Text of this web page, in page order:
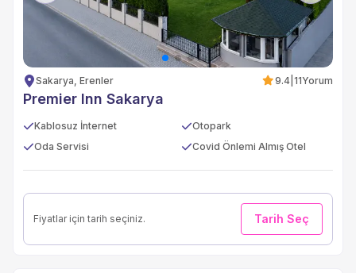
Sakarya, Erenler 9.4 11Yorum
Premier Inn Sakarya
Kablosuz İnternet
Otopark
Oda Servisi
Covid Önlemi Almış Otel
Fiyatlar için tarih seçiniz. Tarih Seç